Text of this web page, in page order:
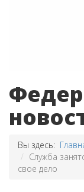
Вы здесь:
Служба
свое дело